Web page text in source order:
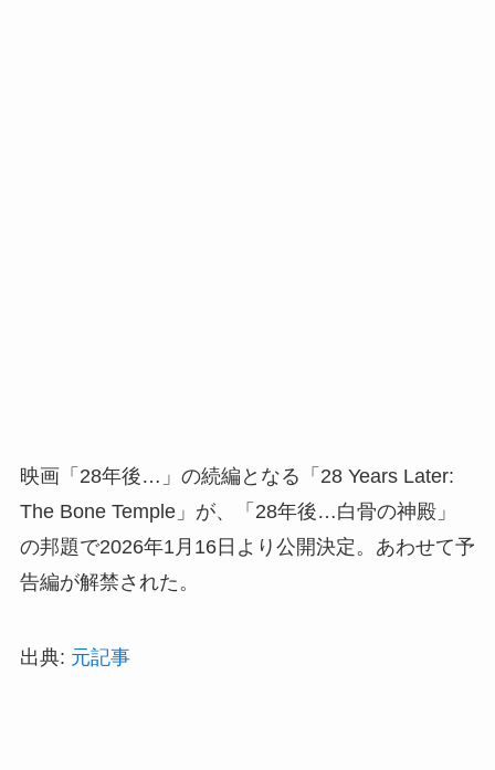
映画「28年後…」の続編となる「28 Years Later:
The Bone Temple」が、「28年後…白骨の神殿」
の邦題で2026年1月16日より公開決定。あわせて予
告編が解禁された。
出典: 元記事